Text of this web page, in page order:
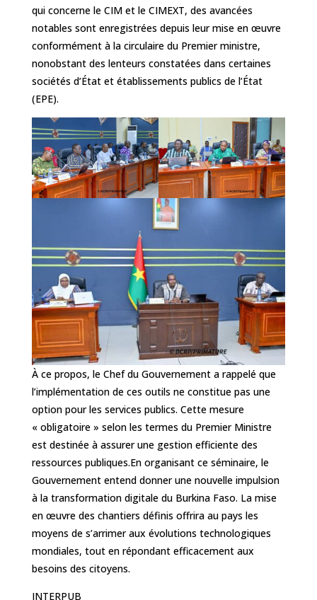
qui concerne le CIM et le CIMEXT, des avancées
notables sont enregistrées depuis leur mise en œuvre
conformément à la circulaire du Premier ministre,
nonobstant des lenteurs constatées dans certaines
sociétés d’État et établissements publics de l’État
(EPE).
À ce propos, le Chef du Gouvernement a rappelé que
l’implémentation de ces outils ne constitue pas une
option pour les services publics. Cette mesure
« obligatoire » selon les termes du Premier Ministre
est destinée à assurer une gestion efficiente des
ressources publiques.‎‎En organisant ce séminaire, le
Gouvernement entend donner une nouvelle impulsion
à la transformation digitale du Burkina Faso. La mise
en œuvre des chantiers définis offrira au pays les
moyens de s’arrimer aux évolutions technologiques
mondiales, tout en répondant efficacement aux
besoins des citoyens.‎
INTERPUB